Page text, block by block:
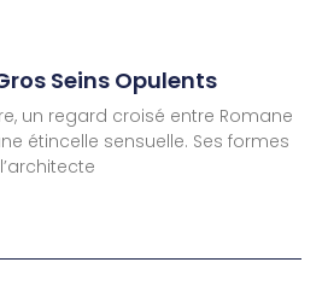
Seins Opulents
un regard croisé entre Romane
étincelle sensuelle. Ses formes